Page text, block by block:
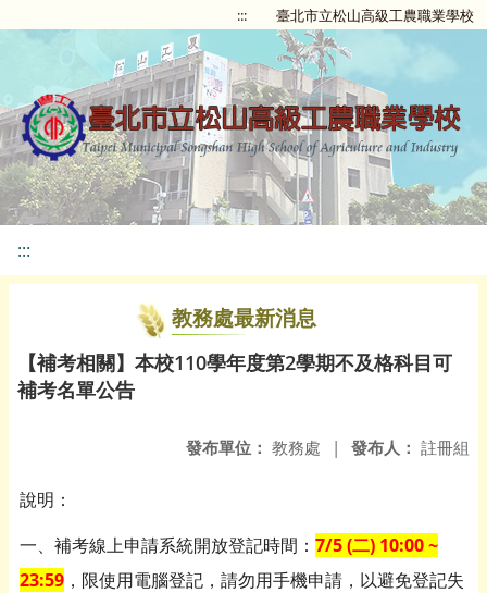
::: 臺北市立松山高級工農職業學校
:::
教務處最新消息
【補考相關】本校110學年度第2學期不及格科目可
補考名單公告
發布人： 註冊組
發布單位： 教務處 |
說明：
一、補考線上申請系統開放登記時間： 7/5 (二) 10:00 ~
23:59 ，限使用電腦登記，請勿用手機申請，以避免登記失